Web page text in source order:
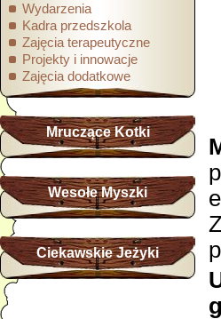
Wydarzenia
Kadra przedszkola
Zajęcia terapeutyczne
Projekty i innowacje
Zajęcia dodatkowe
Mruczące Kotki
Wesołe Myszki
Ciekawskie Jeżyki